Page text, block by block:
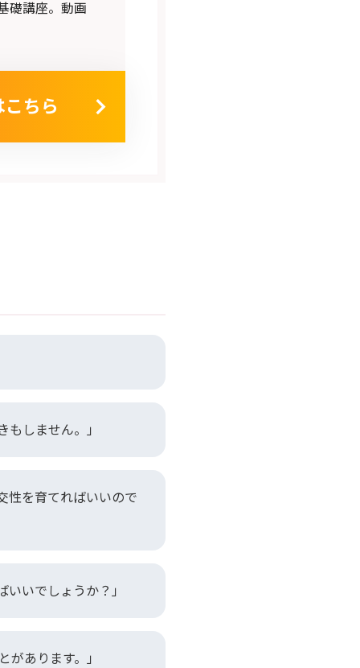
礎講座。動画
ちら
しません。」
性を育てればいいので
いでしょうか？」
あります。」